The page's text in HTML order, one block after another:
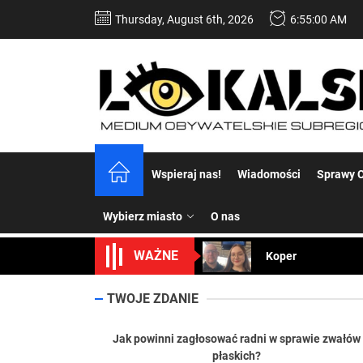
Thursday, August 6th, 2026 6:55:01 AM
Wspieraj nas! Wiadomości Sprawy
Wybierz miasto O nas
WAŻNE
Dość
Uwaga
Ilu mieszkańców
Dość
TWOJE ZDANIE
Jak powinni zagłosować radni w sprawie zwałów
płaskich?